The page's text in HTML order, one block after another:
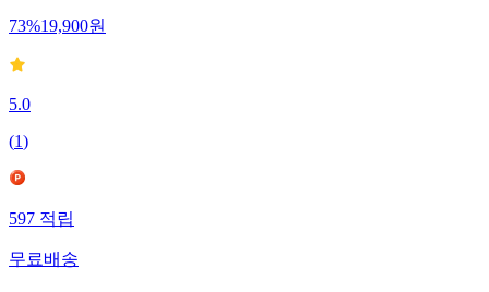
73%19,900원
5.0
(1)
597적립
무료배송